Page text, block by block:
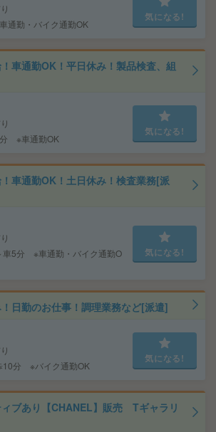
通勤・バイク通勤OK
気になる!
車通勤OK！平日休み！製品検査、組
※車通勤OK
気になる!
車通勤OK！土日休み！検査業務[派
車5分 ※車通勤・バイク通勤O
気になる!
日勤のお仕事！調理業務など[派遣]
10分 ※バイク通勤OK
気になる!
ブあり【CHANEL】販売 Tギャラリ